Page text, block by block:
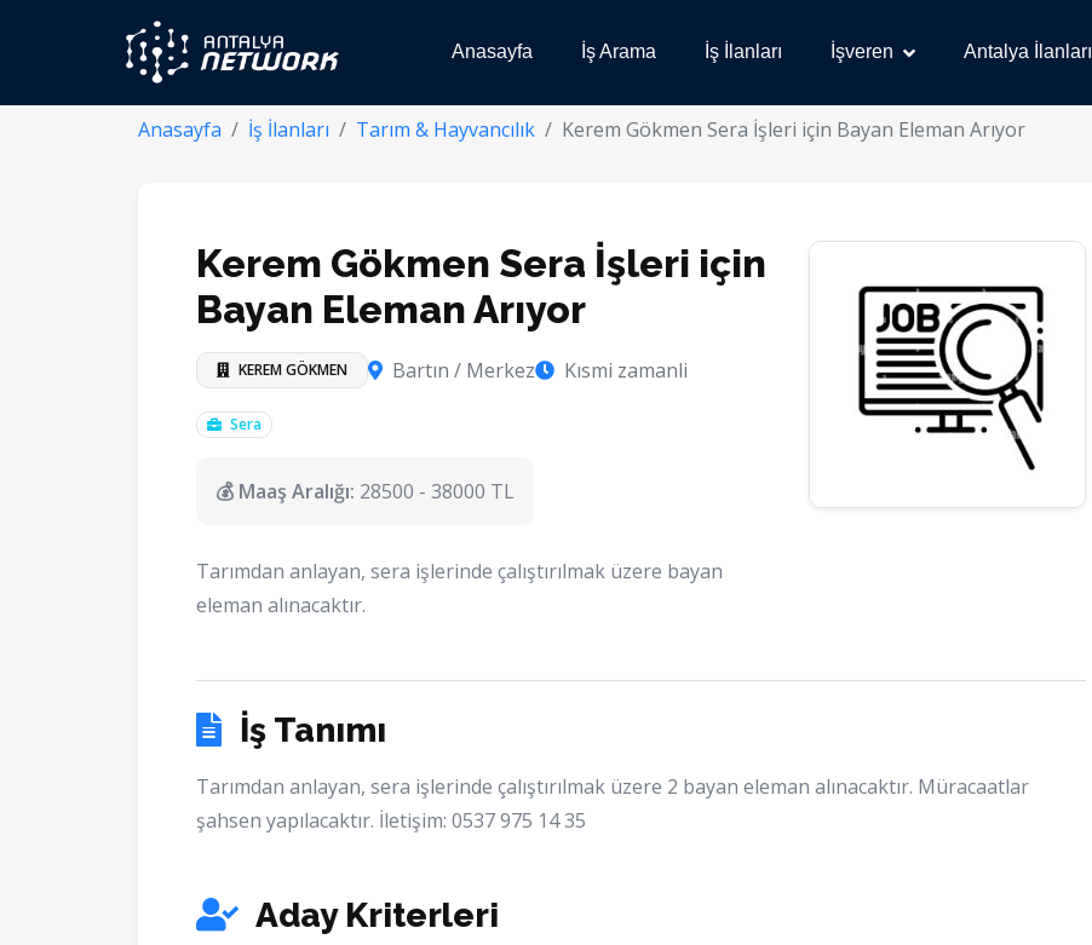
Anasayfa İş Arama İş İlanları İşveren Antalya İlanları
Anasayfa İş İlanları Tarım & Hayvancılık Kerem Gökmen Sera İşleri için Bayan Eleman Arıyor
Kerem Gökmen Sera İşleri için
Bayan Eleman Arıyor
KEREM GÖKMEN Bartın / Merkez Kısmi zamanli
Sera
💰 Maaş Aralığı: 28500 - 38000 TL
Tarımdan anlayan, sera işlerinde çalıştırılmak üzere bayan
eleman alınacaktır.
İş Tanımı
Tarımdan anlayan, sera işlerinde çalıştırılmak üzere 2 bayan eleman alınacaktır. Müracaatlar
şahsen yapılacaktır. İletişim: 0537 975 14 35
Aday Kriterleri